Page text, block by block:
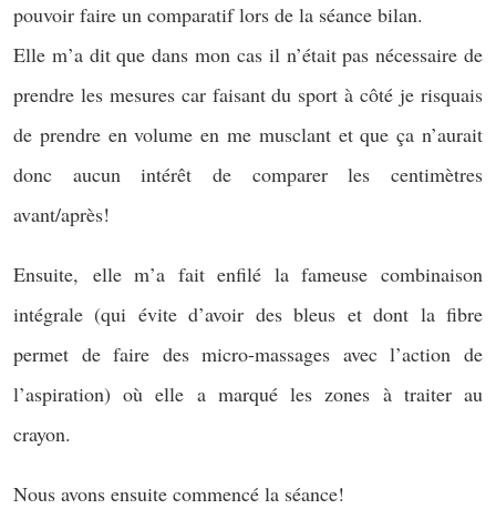
pouvoir faire un comparatif lors de la séance bilan.
Elle m’a dit que dans mon cas il n’était pas nécessaire de
prendre les mesures car faisant du sport à côté je risquais
de prendre en volume en me musclant et que ça n’aurait
donc aucun intérêt de comparer les centimètres
avant/après!
Ensuite, elle m’a fait enfilé la fameuse combinaison
intégrale (qui évite d’avoir des bleus et dont la fibre
permet de faire des micro-massages avec l’action de
l’aspiration) où elle a marqué les zones à traiter au
crayon.
Nous avons ensuite commencé la séance!